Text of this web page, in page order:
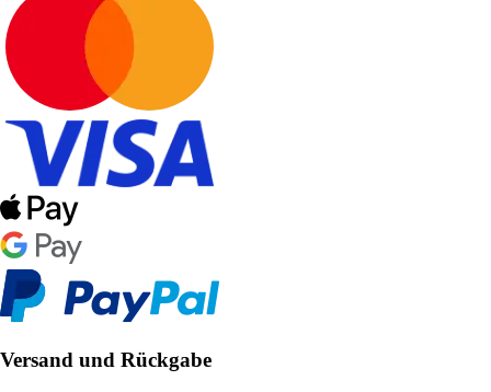
Versand und Rückgabe